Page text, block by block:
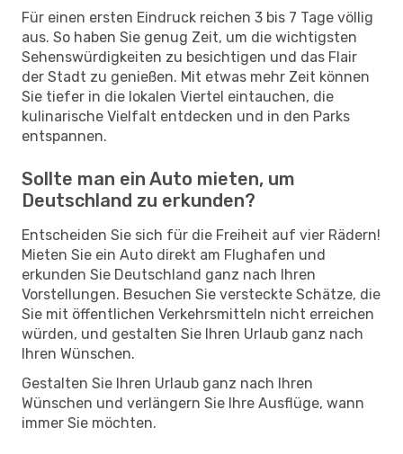
Für einen ersten Eindruck reichen 3 bis 7 Tage völlig
aus. So haben Sie genug Zeit, um die wichtigsten
Sehenswürdigkeiten zu besichtigen und das Flair
der Stadt zu genießen. Mit etwas mehr Zeit können
Sie tiefer in die lokalen Viertel eintauchen, die
kulinarische Vielfalt entdecken und in den Parks
entspannen.
Sollte man ein Auto mieten, um
Deutschland zu erkunden?
Entscheiden Sie sich für die Freiheit auf vier Rädern!
Mieten Sie ein Auto direkt am Flughafen und
erkunden Sie Deutschland ganz nach Ihren
Vorstellungen. Besuchen Sie versteckte Schätze, die
Sie mit öffentlichen Verkehrsmitteln nicht erreichen
würden, und gestalten Sie Ihren Urlaub ganz nach
Ihren Wünschen.
Gestalten Sie Ihren Urlaub ganz nach Ihren
Wünschen und verlängern Sie Ihre Ausflüge, wann
immer Sie möchten.